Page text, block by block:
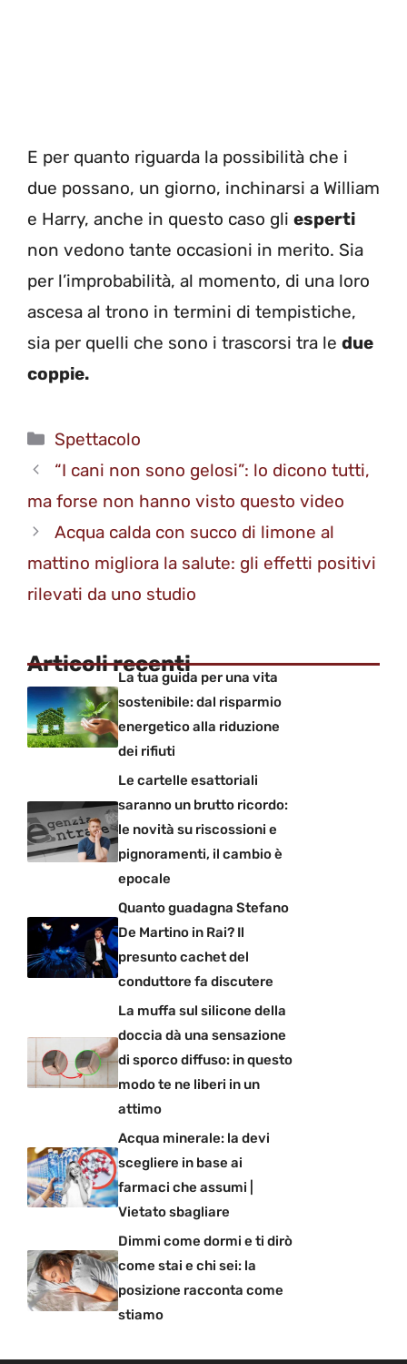
E per quanto riguarda la possibilità che i
due possano, un giorno, inchinarsi a William
e Harry, anche in questo caso gli esperti
non vedono tante occasioni in merito. Sia
per l’improbabilità, al momento, di una loro
ascesa al trono in termini di tempistiche,
sia per quelli che sono i trascorsi tra le due
coppie.
Categorie
Spettacolo
“I cani non sono gelosi”: lo dicono tutti,
ma forse non hanno visto questo video
Acqua calda con succo di limone al
mattino migliora la salute: gli effetti positivi
rilevati da uno studio
Articoli recenti
La tua guida per una vita
sostenibile: dal risparmio
energetico alla riduzione
dei rifiuti
Le cartelle esattoriali
saranno un brutto ricordo:
le novità su riscossioni e
pignoramenti, il cambio è
epocale
Quanto guadagna Stefano
De Martino in Rai? Il
presunto cachet del
conduttore fa discutere
La muffa sul silicone della
doccia dà una sensazione
di sporco diffuso: in questo
modo te ne liberi in un
attimo
Acqua minerale: la devi
scegliere in base ai
farmaci che assumi |
Vietato sbagliare
Dimmi come dormi e ti dirò
come stai e chi sei: la
posizione racconta come
stiamo